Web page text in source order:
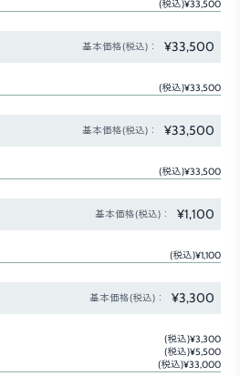
(税込)¥33,500
基本価格(税込)： ¥33,500
(税込)¥33,500
基本価格(税込)： ¥33,500
(税込)¥33,500
基本価格(税込)： ¥1,100
(税込)¥1,100
基本価格(税込)： ¥3,300
(税込)¥3,300
(税込)¥5,500
(税込)¥33,000